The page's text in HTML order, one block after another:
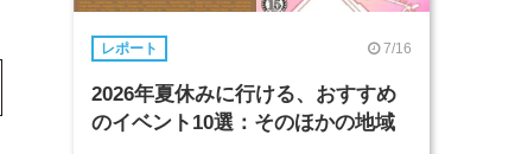
レポート 7/16
2026年夏休みに行ける、おすすめ
のイベント10選：そのほかの地域